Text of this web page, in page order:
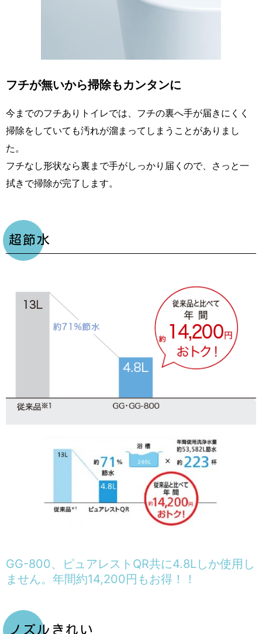
フチが無いから掃除もカンタンに
今までのフチありトイレでは、フチの裏へ手が届きにくく
掃除をしていても汚れが溜まってしまうことがありまし
た。
フチなし形状なら裏まで手がしっかり届くので、さっと一
拭きで掃除が完了します。
超節水
GG-800、ピュアレストQR共に4.8Lしか使用し
ません。年間約14,200円もお得！！
ノズルきれい